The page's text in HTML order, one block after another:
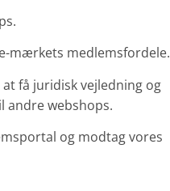
mærkets medlemsfordele.
få juridisk vejledning og
andre webshops.
og modtag vores